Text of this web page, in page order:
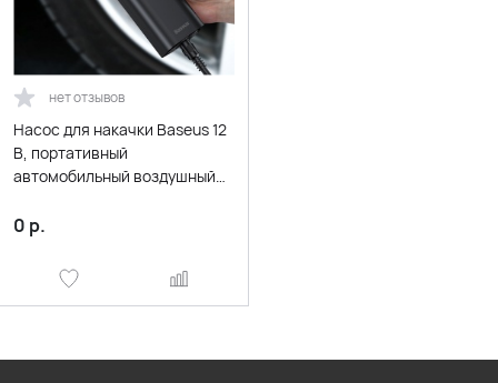
нет отзывов
Насос для накачки Baseus 12
В, портативный
автомобильный воздушный
велосипедный насос для
автонадувной насос
0 р.